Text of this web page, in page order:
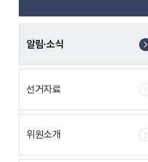
알림·소식
선거자료
위원소개